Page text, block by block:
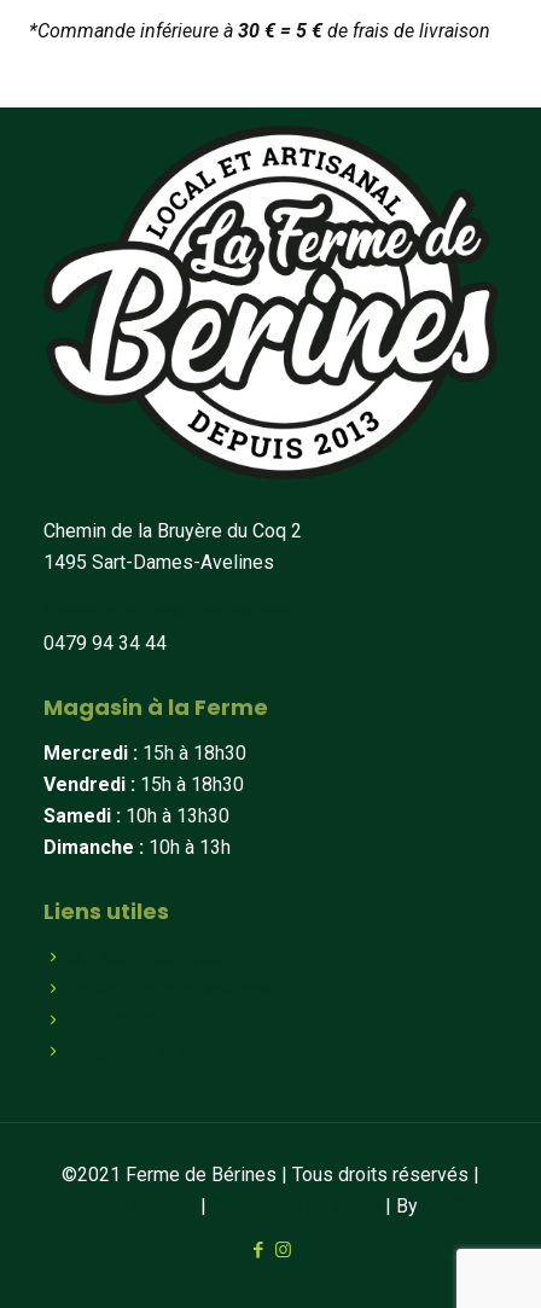
*Commande inférieure à 30 € = 5 €de frais de livraison
Chemin de la Bruyère du Coq 2
1495 Sart-Dames-Avelines
0479 94 34 44
Magasin à la Ferme
Mercredi : 15h à 18h30
Vendredi : 15h à 18h30
Samedi : 10h à 13h30
Dimanche : 10h à 13h
Liens utiles
©2021 Ferme de Bérines | Tous droits réservés |
| | By